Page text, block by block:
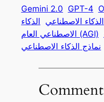
Gemini 2.0 GPT-4
الذكاء الاصطناعي
الذكاء
الاصطناعي العام (AGI)
نماذج الذكاء الاصطناعي